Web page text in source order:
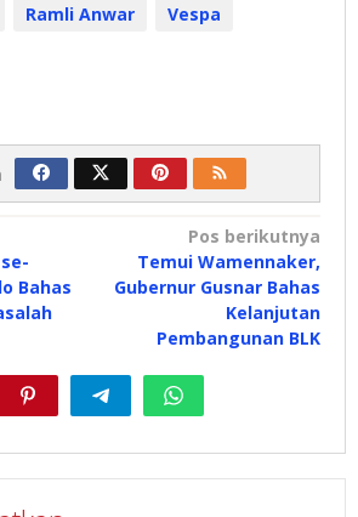
Ramli Anwar
Vespa
Bahas
Pos berikutnya
Temui Wamennaker,
Gubernur Gusnar Bahas
Kelanjutan
Pembangunan BLK